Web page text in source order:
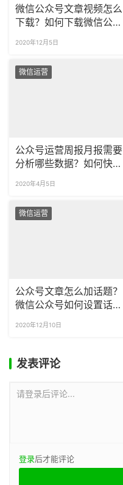
微信公众号文章视频怎么
下载？如何下载微信公众
2020年12月5日
微信运营
公众号运营周报月报需要
分析哪些数据？如何快速
2020年4月5日
微信运营
公众号文章怎么加话题？
微信公众号如何设置话题
2020年12月10日
发表评论
请登录后评论...
登录后才能评论